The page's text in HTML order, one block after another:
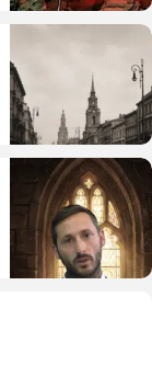
דעות
בית המדרש